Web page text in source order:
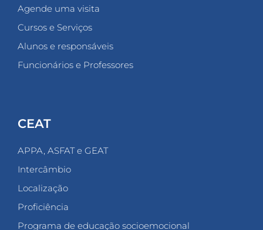
Agende uma visita
Cursos e Serviços
Alunos e responsáveis
Funcionários e Professores
CEAT
APPA, ASFAT e GEAT
Intercâmbio
Localização
Proficiência
Programa de educação socioemocional